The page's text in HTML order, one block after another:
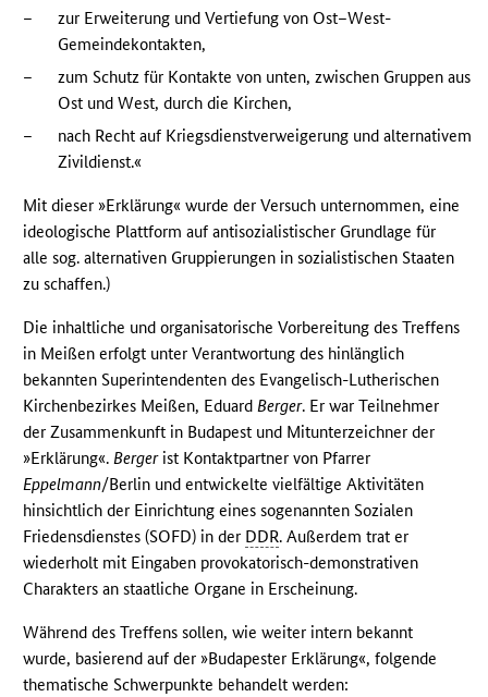
–
zur Erweiterung und Vertiefung von Ost–West-
Gemeindekontakten,
–
zum Schutz für Kontakte von unten, zwischen Gruppen aus
Ost und West, durch die Kirchen,
–
nach Recht auf Kriegsdienstverweigerung und alternativem
Zivildienst.«
Mit dieser »Erklärung« wurde der Versuch unternommen, eine
ideologische Plattform auf antisozialistischer Grundlage für
alle sog. alternativen Gruppierungen in sozialistischen Staaten
zu schaffen.)
Die inhaltliche und organisatorische Vorbereitung des Treffens
in Meißen erfolgt unter Verantwortung des hinlänglich
bekannten Superintendenten des Evangelisch-Lutherischen
Kirchenbezirkes Meißen, EduardBerger. Er war Teilnehmer
der Zusammenkunft in Budapest und Mitunterzeichner der
»Erklärung«.Bergerist Kontaktpartner von Pfarrer
Eppelmann/Berlin und entwickelte vielfältige Aktivitäten
hinsichtlich der Einrichtung eines sogenannten Sozialen
Friedensdienstes (SOFD) in der DDR. Außerdem trat er
wiederholt mit Eingaben provokatorisch-demonstrativen
Charakters an staatliche Organe in Erscheinung.
Während des Treffens sollen, wie weiter intern bekannt
wurde, basierend auf der »Budapester Erklärung«, folgende
thematische Schwerpunkte behandelt werden: